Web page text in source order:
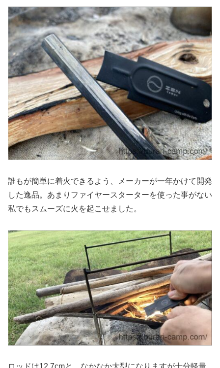
誰もが簡単に着火できるよう、メーカーが一年かけて開発
した逸品。あまりファイヤースターターを使った事がない
私でもスムーズに火を起こせました。